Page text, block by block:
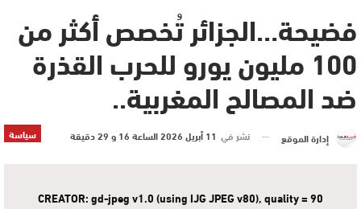
فضيحة…الجزائر تُخصص أكثر من
100 مليون يورو للحرب القذرة
ضد المصالح المغربية..
سياسة إدارة الموقع نشر في 11 أبريل 2026 الساعة 16 و 29 دقيقة
CREATOR: gd-jpeg v1.0 (using IJG JPEG v80), quality = 90